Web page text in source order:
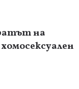
на